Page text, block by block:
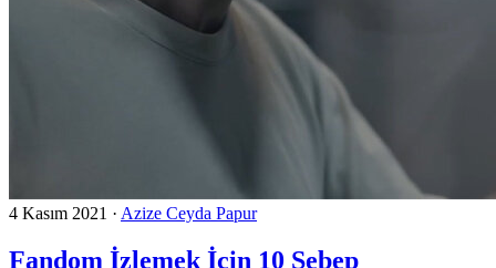
4 Kasım 2021 · Azize Ceyda Papur
Fandom İzlemek İçin 10 Sebep